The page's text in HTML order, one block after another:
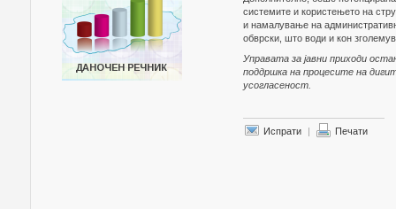
системите и користењето на
и намалување на
обврски, што води и кон
Управата за јавни приходи
поддршка на процесите на
усогласеност.
Испрати | Печати